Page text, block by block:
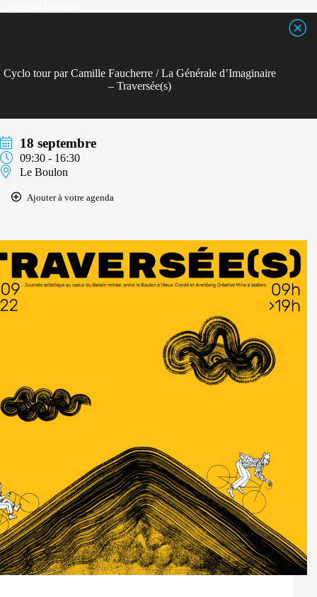
Cyclo tour par Camille Faucherre / La Générale d’Imaginaire
– Traversée(s)
18 septembre
09:30 - 16:30
Le Boulon
Ajouter à votre agenda